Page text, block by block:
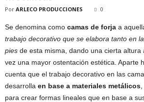
Por ARLECO PRODUCCIONES 0
Se denomina como camas de forja a
trabajo decorativo que se elabora tanto en
pies de esta misma, dando una cierta altura
vez una mayor ostentación estética. Aparte
cuenta que el trabajo decorativo en las
desarrolla en base a materiales metálicos
para crear formas lineales que en base a